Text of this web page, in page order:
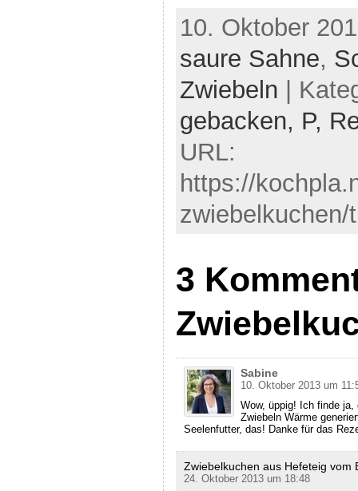
10. Oktober
saure Sahne,
Zwiebeln |
gebacken, P,
URL:
https://
zwiebelkuchen/
3
Sabine
10. Oktober 2013 um
Wow, üppig! Ich finde
Zwiebeln Wärme
Seelenfutter, das! Danke für das
Zwiebelkuchen aus Hefeteig vom
24. Oktober 2013 um 18:48